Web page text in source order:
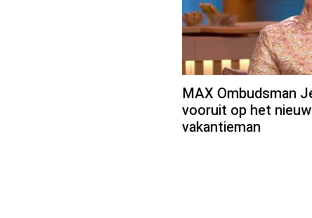
MAX Ombudsman
vooruit op het
vakantieman